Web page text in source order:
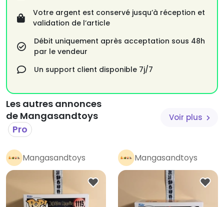
Votre argent est conservé jusqu’à réception et
validation de l’article
Débit uniquement après acceptation sous 48h
par le vendeur
Un support client disponible 7j/7
Les autres annonces
de Mangasandtoys
Pro
Voir plus
Mangasandtoys
Pro
Mangasandtoys
Pro